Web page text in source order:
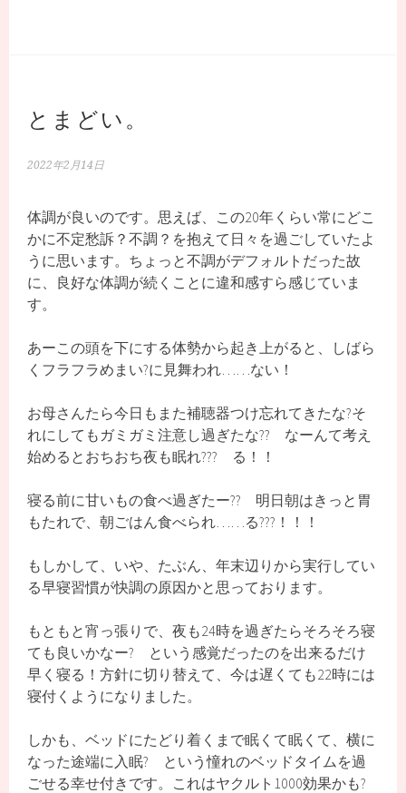
とまどい。
2022年2月14日
体調が良いのです。思えば、この20年くらい常にどこ
かに不定愁訴？不調？を抱えて日々を過ごしていたよ
うに思います。ちょっと不調がデフォルトだった故
に、良好な体調が続くことに違和感すら感じていま
す。
あーこの頭を下にする体勢から起き上がると、しばら
くフラフラめまい?に見舞われ……ない！
お母さんたら今日もまた補聴器つけ忘れてきたな?そ
れにしてもガミガミ注意し過ぎたな?‍? なーんて考え
始めるとおちおち夜も眠れ??? る！！
寝る前に甘いもの食べ過ぎたー?? 明日朝はきっと胃
もたれで、朝ごはん食べられ……る???！！！
もしかして、いや、たぶん、年末辺りから実行してい
る早寝習慣が快調の原因かと思っております。
もともと宵っ張りで、夜も24時を過ぎたらそろそろ寝
ても良いかなー? という感覚だったのを出来るだけ
早く寝る！方針に切り替えて、今は遅くても22時には
寝付くようになりました。
しかも、ベッドにたどり着くまで眠くて眠くて、横に
なった途端に入眠? という憧れのベッドタイムを過
ごせる幸せ付きです。これはヤクルト1000効果かも?